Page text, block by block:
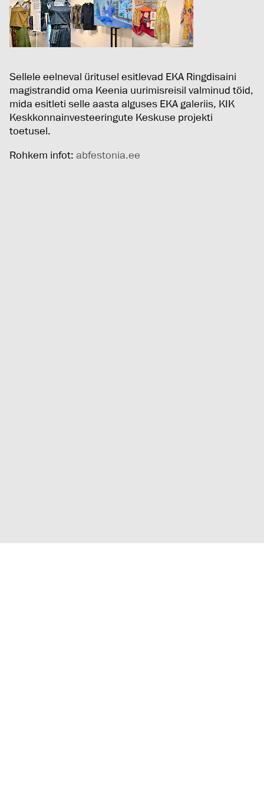
Sellele eelneval üritusel esitlevad EKA Ringdisaini
magistrandid oma Keenia uurimisreisil valminud töid,
mida esitleti selle aasta alguses EKA galeriis, KIK
Keskkonnainvesteeringute Keskuse projekti
toetusel.
Rohkem infot: abfestonia.ee